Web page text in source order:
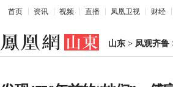
首页 资讯 视频 直播 凤凰卫视 财经
山东 > 凤观齐鲁